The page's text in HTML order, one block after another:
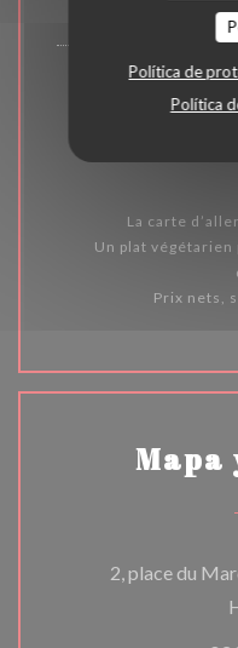
Política de
Política
ganache
La carte
Un plat
Prix nets,
Mapa
2, place du